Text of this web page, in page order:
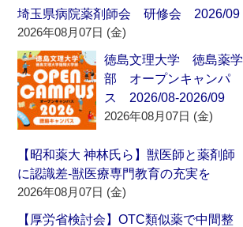
埼玉県病院薬剤師会 研修会 2026/09
2026年08月07日 (金)
徳島文理大学 徳島薬学
部 オープンキャンパ
ス 2026/08-2026/09
2026年08月07日 (金)
【昭和薬大 神林氏ら】獣医師と薬剤師
に認識差‐獣医療専門教育の充実を
2026年08月07日 (金)
【厚労省検討会】OTC類似薬で中間整